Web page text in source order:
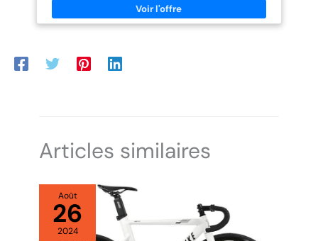
inclus. Vélo livré préassemblé à 85 %,
montage simple et rapide. Outils
Articles similaires
Août
26
2024